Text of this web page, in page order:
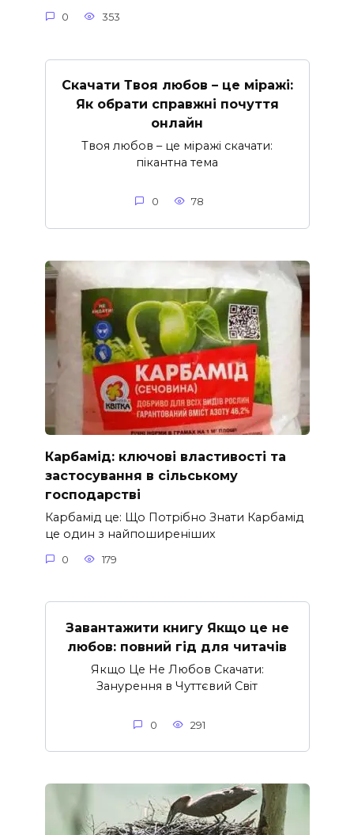
0 353
Скачати Твоя любов – це міражі:
Як обрати справжні почуття
онлайн
Твоя любов – це міражі скачати:
пікантна тема
0 78
Карбамід: ключові властивості та
застосування в сільському
господарстві
Карбамід це: Що Потрібно Знати Карбамід
це один з найпоширеніших
0 179
Завантажити книгу Якщо це не
любов: повний гід для читачів
Якщо Це Не Любов Скачати:
Занурення в Чуттєвий Світ
0 291